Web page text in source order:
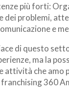
più forti:
dei problemi,
e
di questo
ma la
attività che amo
franchising 360